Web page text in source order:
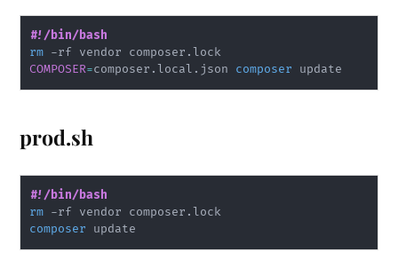
#!/bin/bash
rm
COMPOSER=composer.local.json composer
prod.sh
#!/bin/bash
rm
composer